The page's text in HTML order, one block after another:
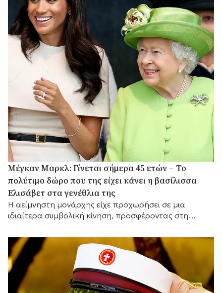
Μέγκαν Μαρκλ: Γίνεται σήμερα 45 ετών – Το
πολύτιμο δώρο που της είχει κάνει η βασίλισσα
Ελισάβετ στα γενέθλια της
Η αείμνηστη μονάρχης είχε προχωρήσει σε μια
ιδιαίτερα συμβολική κίνηση, προσφέροντας στη
προσωπική της συλλογή.